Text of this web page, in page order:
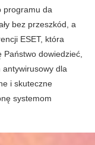
programu da
bez przeszkód, a
ESET, która
dowiedzieć,
dla
i skuteczne
systemom